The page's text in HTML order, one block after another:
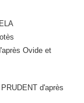
Ovide et
d'après